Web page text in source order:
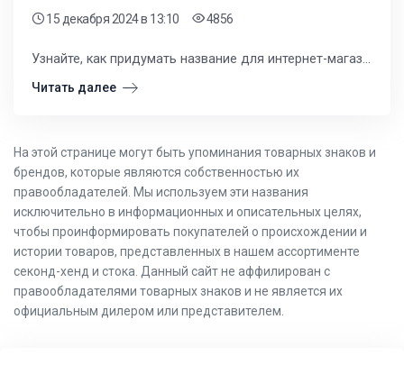
15 декабря 2024в 13:10 4856
Узнайте, как придумать название для интернет-магазина одежды и обуви. Читайте статью и получите советы и рекомендации по созданию эффективного и запоминаемого названия.
Читать далее
На этой странице могут быть упоминания товарных знаков и
брендов, которые являются собственностью их
правообладателей. Мы используем эти названия
исключительно в информационных и описательных целях,
чтобы проинформировать покупателей о происхождении и
истории товаров, представленных в нашем ассортименте
секонд-хенд и стока. Данный сайт не аффилирован с
правообладателями товарных знаков и не является их
официальным дилером или представителем.